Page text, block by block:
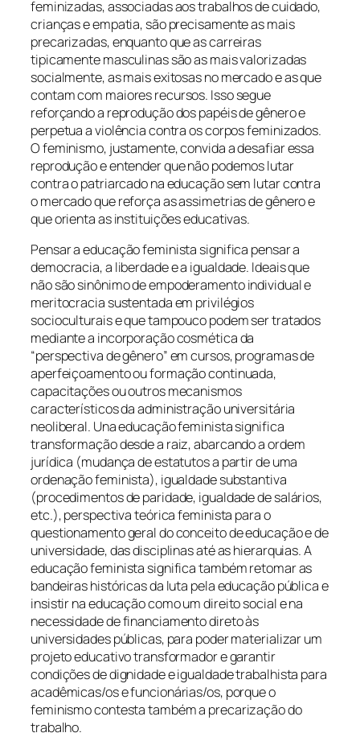
feminizadas, associadas aos trabalhos de cuidado,
crianças e empatia, são precisamente as mais
precarizadas, enquanto que as carreiras
tipicamente masculinas são as mais valorizadas
socialmente, as mais exitosas no mercado e as que
contam com maiores recursos. Isso segue
reforçando a reprodução dos papéis de gênero e
perpetua a violência contra os corpos feminizados.
O feminismo, justamente, convida a desafiar essa
reprodução e entender que não podemos lutar
contra o patriarcado na educação sem lutar contra
o mercado que reforça as assimetrias de gênero e
que orienta as instituições educativas.
Pensar a educação feminista significa pensar a
democracia, a liberdade e a igualdade. Ideais que
não são sinônimo de empoderamento individual e
meritocracia sustentada em privilégios
socioculturais e que tampouco podem ser tratados
mediante a incorporação cosmética da
“perspectiva de gênero” em cursos, programas de
aperfeiçoamento ou formação continuada,
capacitações ou outros mecanismos
característicos da administração universitária
neoliberal. Una educação feminista significa
transformação desde a raiz, abarcando a ordem
jurídica (mudança de estatutos a partir de uma
ordenação feminista), igualdade substantiva
(procedimentos de paridade, igualdade de salários,
etc.), perspectiva teórica feminista para o
questionamento geral do conceito de educação e de
universidade, das disciplinas até as hierarquias. A
educação feminista significa também retomar as
bandeiras históricas da luta pela educação pública e
insistir na educação como um direito social e na
necessidade de financiamento direto às
universidades públicas, para poder materializar um
projeto educativo transformador e garantir
condições de dignidade e igualdade trabalhista para
acadêmicas/os e funcionárias/os, porque o
feminismo contesta também a precarização do
trabalho.